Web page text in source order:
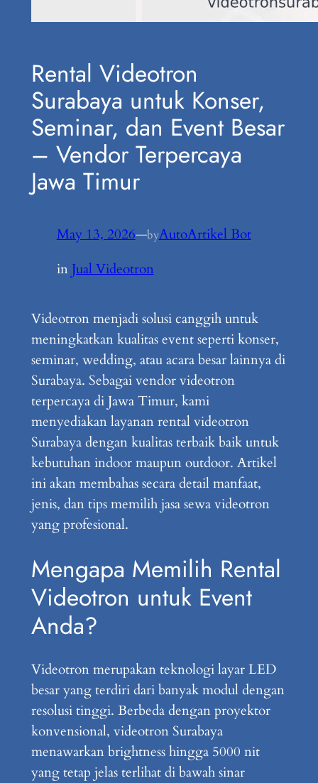
Rental Videotron
Surabaya untuk Konser,
Seminar, dan Event Besar
– Vendor Terpercaya
Jawa Timur
May 13, 2026—byAutoArtikel Bot
in Jual Videotron
Videotron menjadi solusi canggih untuk
meningkatkan kualitas event seperti konser,
seminar, wedding, atau acara besar lainnya di
Surabaya. Sebagai vendor videotron
terpercaya di Jawa Timur, kami
menyediakan layanan rental videotron
Surabaya dengan kualitas terbaik baik untuk
kebutuhan indoor maupun outdoor. Artikel
ini akan membahas secara detail manfaat,
jenis, dan tips memilih jasa sewa videotron
yang profesional.
Mengapa Memilih Rental
Videotron untuk Event
Anda?
Videotron merupakan teknologi layar LED
besar yang terdiri dari banyak modul dengan
resolusi tinggi. Berbeda dengan proyektor
konvensional, videotron Surabaya
menawarkan brightness hingga 5000 nit
yang tetap jelas terlihat di bawah sinar